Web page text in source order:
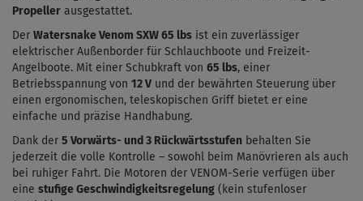
Propeller ausgestattet.
Der Watersnake Venom SXW 65 lbs ist ein zuverlässiger
elektrischer Außenborder für Schlauchboote und Freizeit-
Angelboote. Mit einer Schubkraft von 65 lbs, einer
Betriebsspannung von 12 V und der bewährten Steuerung über
einen ergonomischen, teleskopischen Griff bietet er eine
einfache und präzise Handhabung.
Dank der 5 Vorwärts- und 3 Rückwärtsstufen behalten Sie
jederzeit die volle Kontrolle – sowohl beim Manövrieren als auch
bei ruhiger Fahrt. Die Motoren der VENOM-Serie verfügen über
eine stufige Geschwindigkeitsregelung (kein stufenloser